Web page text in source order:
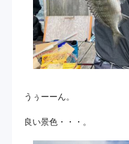
うぅーーん。
良い景色・・・。